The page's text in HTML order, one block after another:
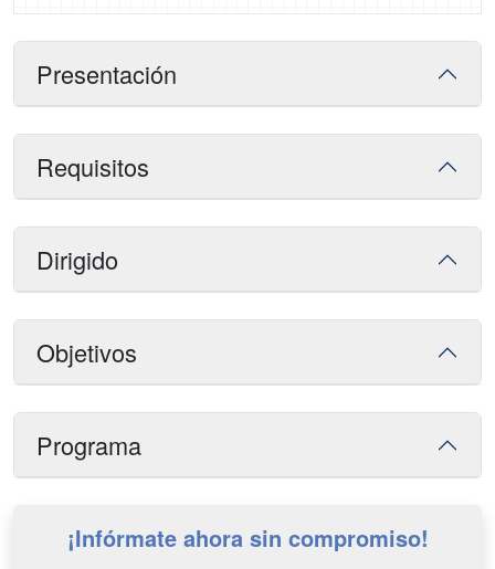
Presentación
Requisitos
Dirigido
Objetivos
Programa
¡Infórmate ahora sin compromiso!